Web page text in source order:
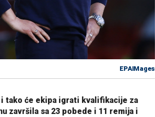
EPAIMages
tako će ekipa igrati kvalifikacije za
završila sa 23 pobede i 11 remija i